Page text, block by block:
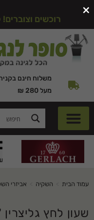
רוכשים
משלוח חינם
מעל 280 ₪
עמוד הבית השקיה אביזרי
שעון לחץ גליצרין "1/4 – 0-10
×